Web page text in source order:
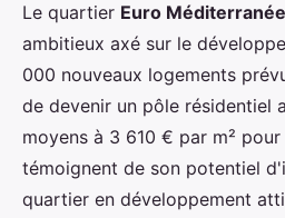
Le quartier Euro
ambitieux axé sur le
000 nouveaux logements
de devenir un pôle résidentiel
moyens à 3 610 € par m²
témoignent de son potentiel
quartier en développement